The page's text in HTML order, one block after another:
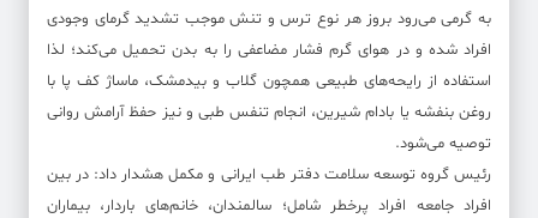
به گرمی می‌رود بروز هر نوع ترس و تنش موجب تشدید گرمای وجودی
افراد شده و در هوای گرم فشار مضاعفی را به بدن تحمیل می‌کند؛ لذا
استفاده از رایحه‌های طبیعی همچون گلاب و بیدمشک، ماساژ کف پا با
روغن بنفشه یا بادام شیرین، انجام تنفس طبی و نیز حفظ آرامش روانی
توصیه می‌شود.
رئیس گروه توسعه سلامت دفتر طب ایرانی و مکمل هشدار داد: در بین
افراد جامعه افراد پرخطر شامل؛ سالمندان، خانم‌های باردار، بیماران